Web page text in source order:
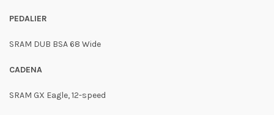
PEDALIER
SRAM DUB BSA 68 Wide
CADENA
SRAM GX Eagle, 12-speed